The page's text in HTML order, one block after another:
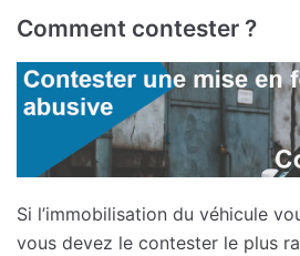
Comment contester ?
Si l’immobilisation du véhicule
vous devez le contester le plus